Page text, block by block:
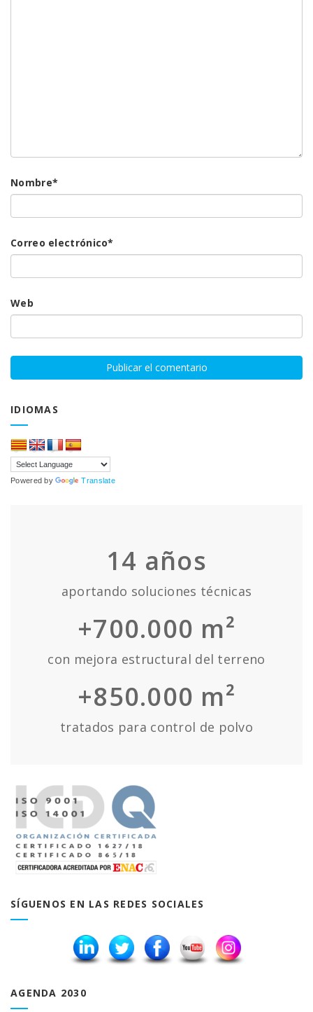
Nombre*
Correo electrónico*
Web
IDIOMAS
Powered by Translate
14 años
aportando soluciones técnicas
+700.000 m²
con mejora estructural del terreno
+850.000 m²
tratados para control de polvo
SÍGUENOS EN LAS REDES SOCIALES
AGENDA 2030